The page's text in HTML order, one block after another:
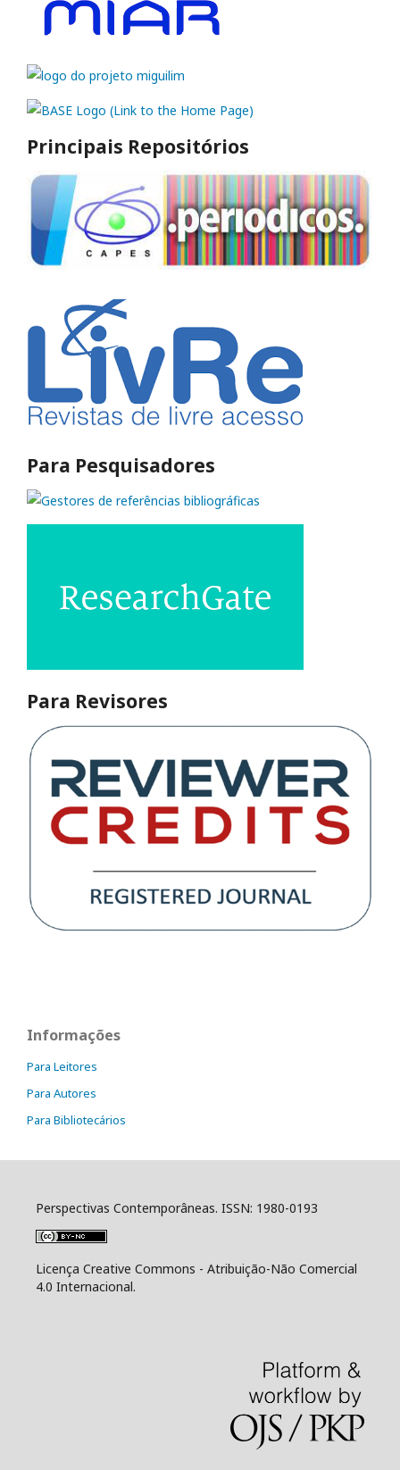
Principais Repositórios
Para Pesquisadores
Para Revisores
Informações
Para Leitores
Para Autores
Para Bibliotecários
Perspectivas Contemporâneas. ISSN: 1980-0193
Licença Creative Commons - Atribuição-Não Comercial
4.0 Internacional.